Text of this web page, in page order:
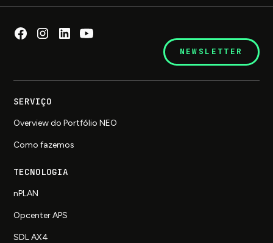
NEWSLETTER
SERVIÇO
Overview do Portfólio NEO
Como fazemos
TECNOLOGIA
nPLAN
Opcenter APS
SDL AX4